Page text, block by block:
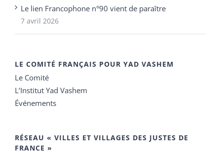
Le lien Francophone n°90 vient de paraître
7 avril 2026
LE COMITÉ FRANÇAIS POUR YAD VASHEM
Le Comité
L’Institut Yad Vashem
Événements
RÉSEAU « VILLES ET VILLAGES DES JUSTES DE
FRANCE »